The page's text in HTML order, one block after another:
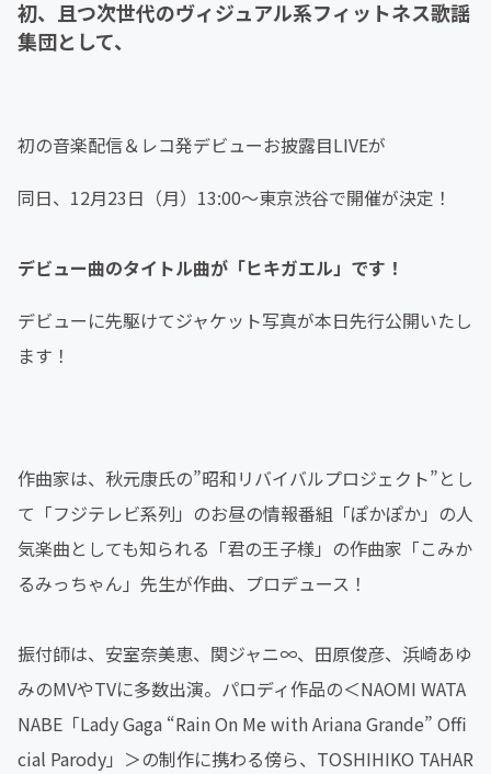
初、且つ次世代のヴィジュアル系フィットネス歌謡
集団として、
初の音楽配信＆レコ発デビューお披露目LIVEが
同日、12月23日（月）13:00～東京渋谷で開催が決定！
デビュー曲のタイトル曲が「ヒキガエル」です！
デビューに先駆けてジャケット写真が本日先行公開いたし
ます！
作曲家は、秋元康氏の”昭和リバイバルプロジェクト”とし
て「フジテレビ系列」のお昼の情報番組「ぽかぽか」の人
気楽曲としても知られる「君の王子様」の作曲家「こみか
るみっちゃん」先生が作曲、プロデュース！
振付師は、安室奈美恵、関ジャニ∞、田原俊彦、浜崎あゆ
みのMVやTVに多数出演。パロディ作品の＜NAOMI WATA
NABE「Lady Gaga “Rain On Me with Ariana Grande” Offi
cial Parody」＞の制作に携わる傍ら、TOSHIHIKO TAHAR